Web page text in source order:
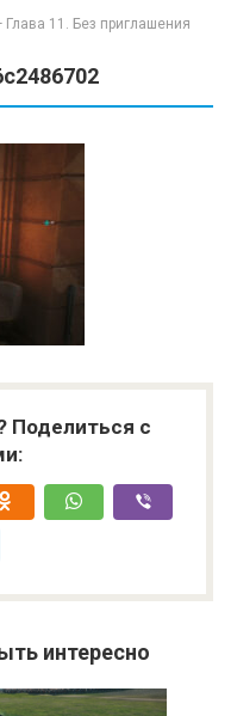
11. Без приглашения
Поделиться с
интересно